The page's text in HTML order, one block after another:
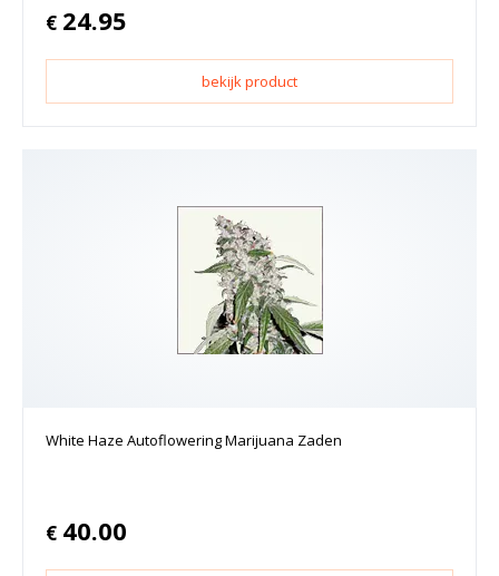
€ 24.95
bekijk product
White Haze Autoflowering Marijuana Zaden
€ 40.00